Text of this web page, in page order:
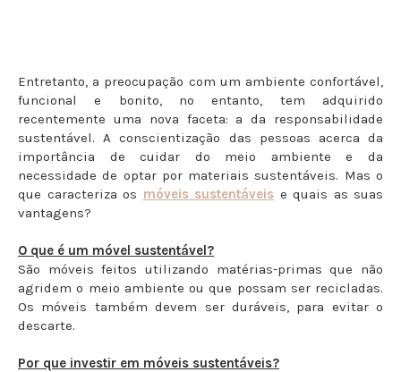
Entretanto, a preocupação com um ambiente confortável,
funcional e bonito, no entanto, tem adquirido
recentemente uma nova faceta: a da responsabilidade
sustentável. A conscientização das pessoas acerca da
importância de cuidar do meio ambiente e da
necessidade de optar por materiais sustentáveis. Mas o
que caracteriza os móveis sustentáveis e quais as suas
vantagens?
O que é um móvel sustentável?
São móveis feitos utilizando matérias-primas que não
agridem o meio ambiente ou que possam ser recicladas.
Os móveis também devem ser duráveis, para evitar o
descarte.
Por que investir em móveis sustentáveis?